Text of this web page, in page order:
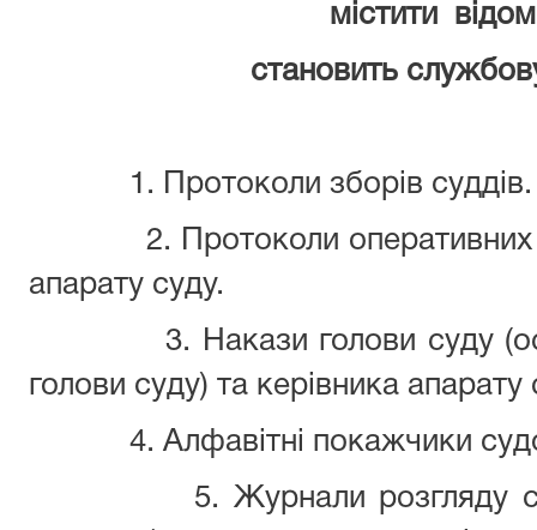
містити
становить
1. Протоколи зборів суддів.
2. Протоколи оперативних
апарату суду.
3. Накази голови суду
голови суду) та керівника апарату
4. Алфавітні покажчики
5. Журнали розгляду